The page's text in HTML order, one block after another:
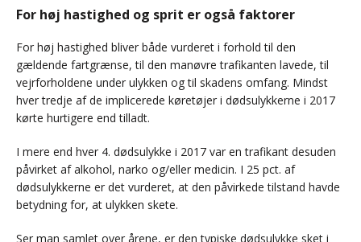
For høj hastighed og sprit er også faktorer
For høj hastighed bliver både vurderet i forhold til den
gældende fartgrænse, til den manøvre trafikanten lavede, til
vejrforholdene under ulykken og til skadens omfang. Mindst
hver tredje af de implicerede køretøjer i dødsulykkerne i 2017
kørte hurtigere end tilladt.
I mere end hver 4. dødsulykke i 2017 var en trafikant desuden
påvirket af alkohol, narko og/eller medicin. I 25 pct. af
dødsulykkerne er det vurderet, at den påvirkede tilstand havde
betydning for, at ulykken skete.
Ser man samlet over årene, er den typiske dødsulykke sket i